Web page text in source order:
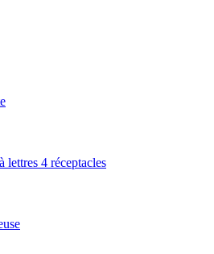
4 réceptacles